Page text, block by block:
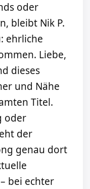
oder
bleibt Nik P.
ehrliche
Liebe,
dieses
und Nähe
Titel.
oder
der
genau dort
bei echter